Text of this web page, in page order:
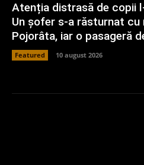
Atenția distrasă de copii
Un șofer s-a răsturnat cu
Pojorâta, iar o pasageră
Featured 10 august 2026